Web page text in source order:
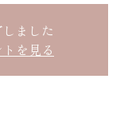
ました
を見る